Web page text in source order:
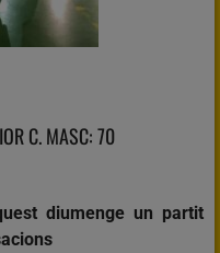
C. MASC: 70
diumenge un partit